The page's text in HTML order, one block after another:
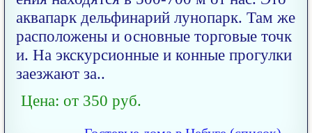
аквапарк дельфинарий лунопарк. Там же
расположены и основные торговые точк
и. На экскурсионные и конные прогулки
заезжают за..
Цена: от 350 руб.